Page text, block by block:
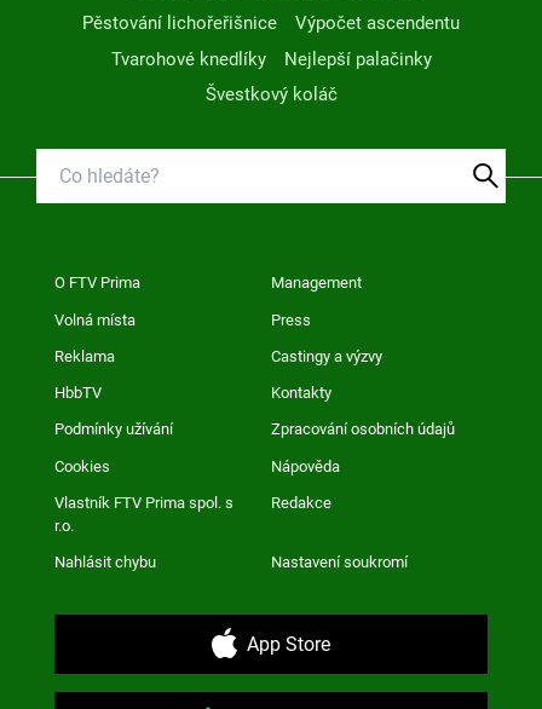
Pěstování lichořeřišnice
Výpočet ascendentu
Tvarohové knedlíky
Nejlepší palačinky
Švestkový koláč
O FTV Prima Management
Volná místa Press
Reklama Castingy a výzvy
HbbTV Kontakty
Podmínky užívání Zpracování osobních údajů
Cookies Nápověda
Vlastník FTV Prima spol. s
r.o.
Redakce
Nahlásit chybu Nastavení soukromí
App Store